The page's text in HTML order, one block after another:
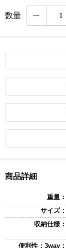
数量 
商品詳細
重量：
サイズ：
収納仕様：
便利性：3way：